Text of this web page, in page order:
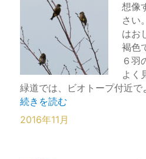
想像
さい
はお
褐色
６羽
よく
緑道では、ビオトープ付近
“頂上好きのカワラヒワ【三番
続きを読む
2016年11月